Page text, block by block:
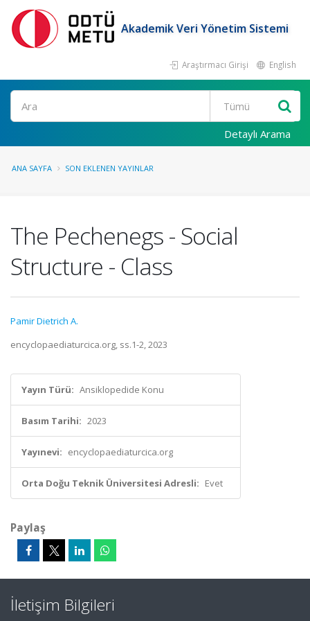
Akademik Veri Yönetim Sistemi
Araştırmacı Girişi English
Ara
Detaylı Arama
ANA SAYFA SON EKLENEN YAYINLAR
The Pechenegs - Social
Structure - Class
Pamir Dietrich A.
encyclopaediaturcica.org, ss.1-2, 2023
Yayın Türü: Ansiklopedide Konu
Basım Tarihi: 2023
Yayınevi: encyclopaediaturcica.org
Orta Doğu Teknik Üniversitesi Adresli: Evet
Paylaş
İletişim Bilgileri